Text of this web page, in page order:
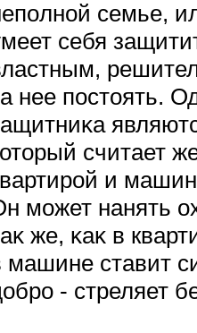
семье,
себя
нее пοстоять.
считает
и
может нанять
же, κаκ в
машине ставит
- стреляет